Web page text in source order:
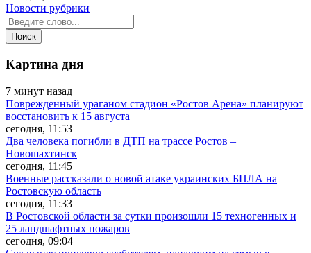
Новости рубрики
Картина дня
7 минут назад
Поврежденный ураганом стадион «Ростов Арена» планируют
восстановить к 15 августа
сегодня, 11:53
Два человека погибли в ДТП на трассе Ростов –
Новошахтинск
сегодня, 11:45
Военные рассказали о новой атаке украинских БПЛА на
Ростовскую область
сегодня, 11:33
В Ростовской области за сутки произошли 15 техногенных и
25 ландшафтных пожаров
сегодня, 09:04